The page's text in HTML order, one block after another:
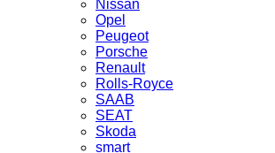
Nissan
Opel
Peugeot
Porsche
Renault
Rolls-Royce
SAAB
SEAT
Skoda
smart